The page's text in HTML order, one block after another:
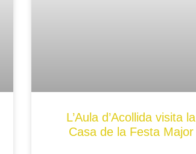
L’Aula d’Acollida visita la
Casa de la Festa Major